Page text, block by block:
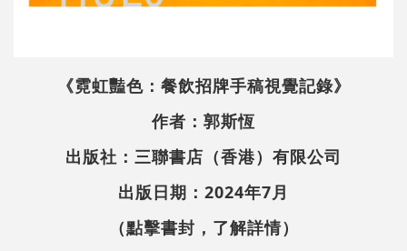
《霓虹豔色：餐飲招牌手稿視覺記錄》
作者：郭斯恆
出版社：三聯書店（香港）有限公司
出版日期：2024年7月
（點擊書封，了解詳情）